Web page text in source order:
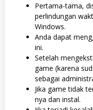
Pertama-tama,
perlindungan
Windows.
Anda dapat
ini.
Setelah
game (karena
sebagai
Jika game tidak
nya dan instal.